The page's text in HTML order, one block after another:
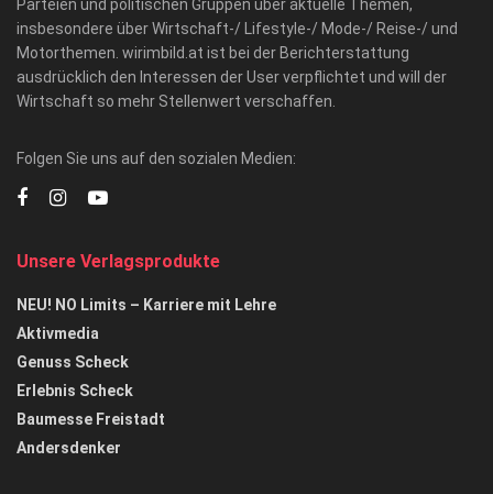
Parteien und politischen Gruppen über aktuelle Themen,
insbesondere über Wirtschaft-/ Lifestyle-/ Mode-/ Reise-/ und
Motorthemen. wirimbild.at ist bei der Berichterstattung
ausdrücklich den Interessen der User verpflichtet und will der
Wirtschaft so mehr Stellenwert verschaffen.
Folgen Sie uns auf den sozialen Medien:
Unsere Verlagsprodukte
NEU! NO Limits – Karriere mit Lehre
Aktivmedia
Genuss Scheck
Erlebnis Scheck
Baumesse Freistadt
Andersdenker